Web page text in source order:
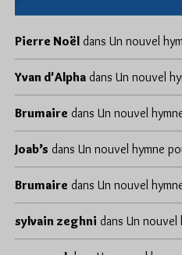
Pierre Noël dans Un nouvel
Yvan d'Alpha dans Un nouvel
Brumaire dans Un nouvel
Joab’s dans Un nouvel hymne
Brumaire dans Un nouvel
sylvain zeghni dans Un nouvel